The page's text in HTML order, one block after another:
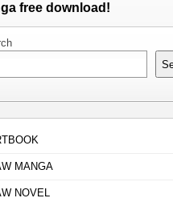
free download!
MANGA
NOVEL